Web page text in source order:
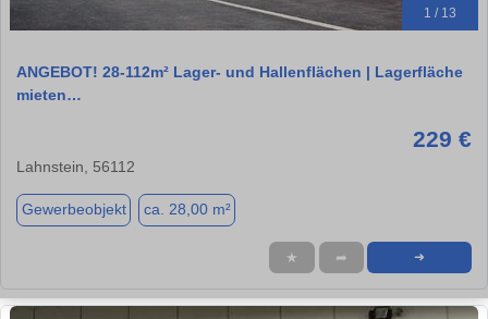
1 / 13
ANGEBOT! 28-112m² Lager- und Hallenflächen | Lagerfläche
mieten…
229 €
Lahnstein, 56112
Gewerbeobjekt ca. 28,00 m²
★ ➦ ➜